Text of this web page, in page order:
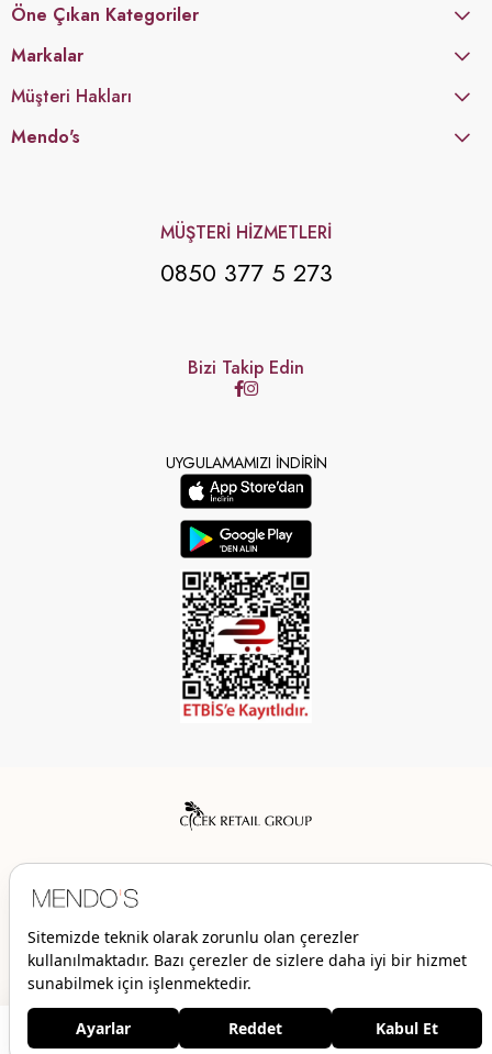
Öne Çıkan Kategoriler
Markalar
Müşteri Hakları
Mendo's
MÜŞTERİ HİZMETLERİ
0850 377 5 273
Bizi Takip Edin
UYGULAMAMIZI İNDİRİN
© 2026 Mendo’s | Her hakkı saklıdır.
2.249,00 TL